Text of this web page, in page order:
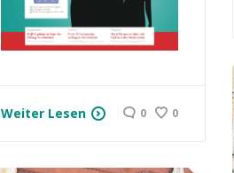
Weiter Lesen 0 0